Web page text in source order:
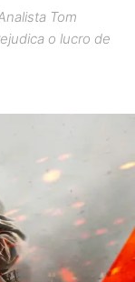
Tom
o lucro de